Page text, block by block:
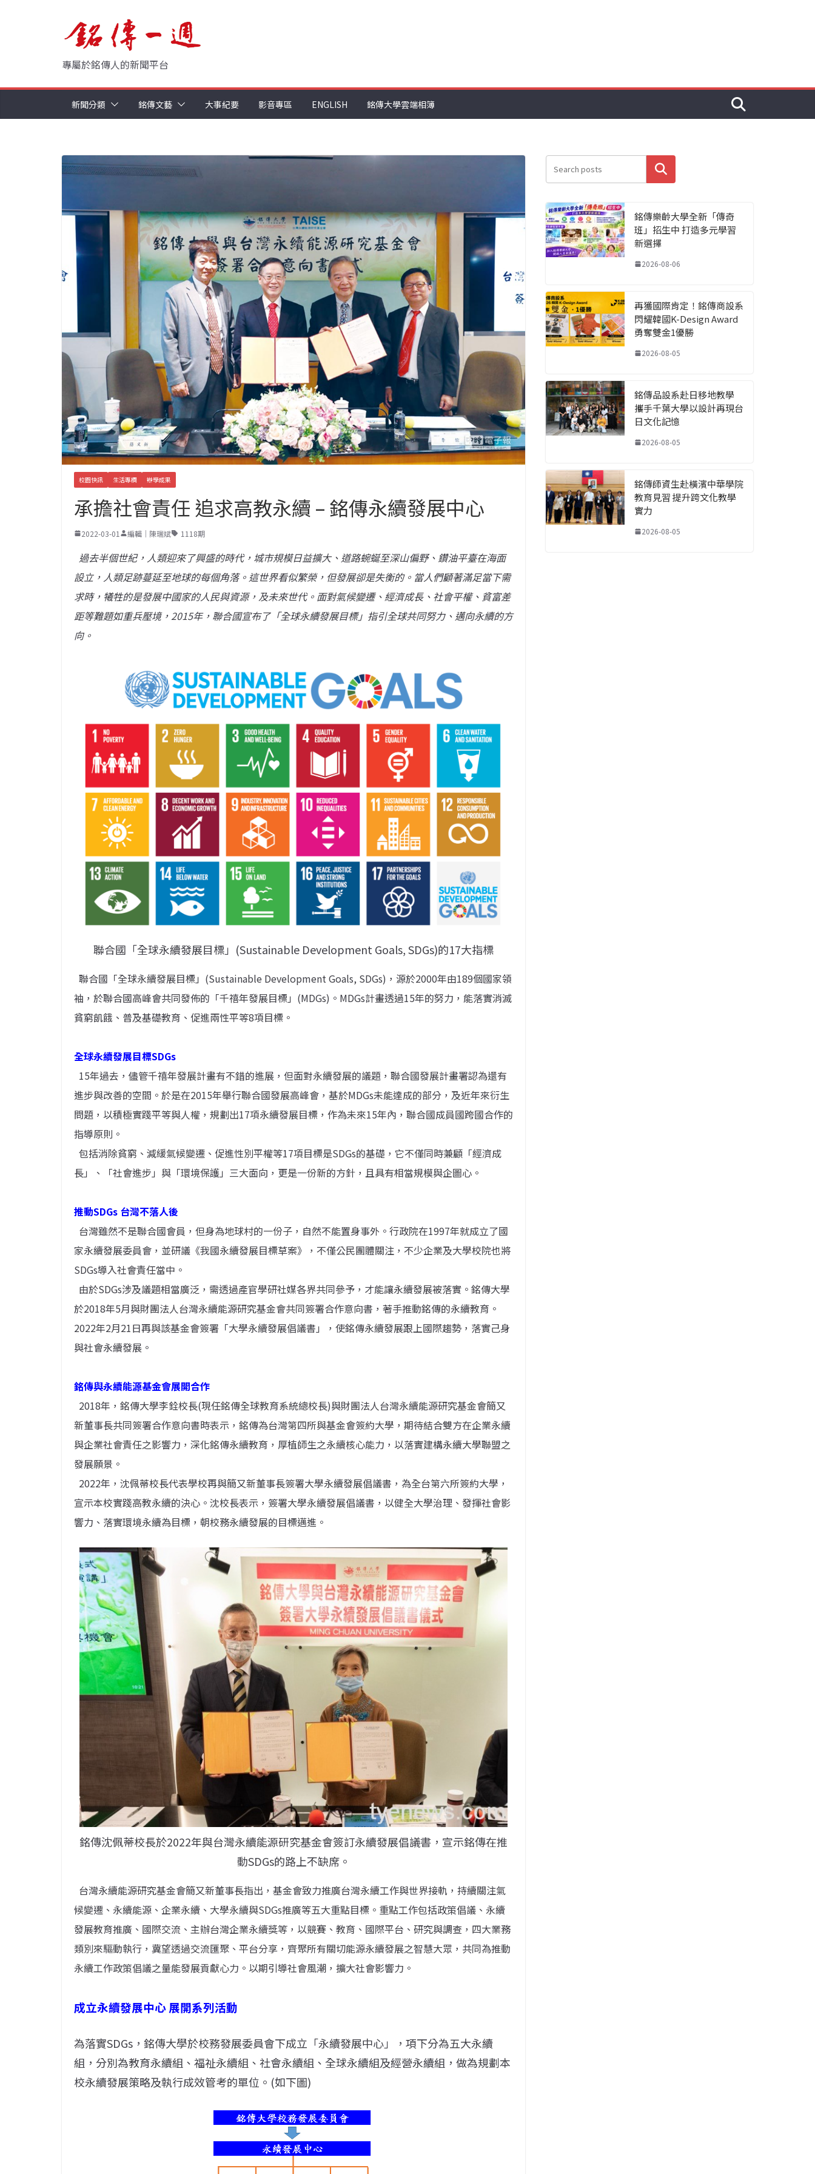
專屬於銘傳人的新聞平台
新聞分類 銘傳文藝 大事紀要 影音專區 ENGLISH 銘傳大學雲端相簿
校園快訊 生活專欄 辦學成果
承擔社會責任 追求高教永續 – 銘傳永續發展中心
2022-03-01 編輯｜陳瑞斌 1118期
過去半個世紀，人類迎來了興盛的時代，城市規模日益擴大、道路蜿蜒至深山偏野、鑽油平臺在海面
設立，人類足跡蔓延至地球的每個角落。這世界看似繁榮，但發展卻是失衡的。當人們顧著滿足當下需
求時，犧牲的是發展中國家的人民與資源，及未來世代。面對氣候變遷、經濟成長、社會平權、貧富差
距等難題如重兵壓境，2015年，聯合國宣布了「全球永續發展目標」指引全球共同努力、邁向永續的方
向。
聯合國「全球永續發展目標」(Sustainable Development Goals, SDGs)的17大指標
聯合國「全球永續發展目標」(Sustainable Development Goals, SDGs)，源於2000年由189個國家領
袖，於聯合國高峰會共同發佈的「千禧年發展目標」(MDGs)。MDGs計畫透過15年的努力，能落實消滅
貧窮飢餓、普及基礎教育、促進兩性平等8項目標。
全球永續發展目標SDGs
15年過去，儘管千禧年發展計畫有不錯的進展，但面對永續發展的議題，聯合國發展計畫署認為還有
進步與改善的空間。於是在2015年舉行聯合國發展高峰會，基於MDGs未能達成的部分，及近年來衍生
問題，以積極實踐平等與人權，規劃出17項永續發展目標，作為未來15年內，聯合國成員國跨國合作的
指導原則。
包括消除貧窮、減緩氣候變遷、促進性別平權等17項目標是SDGs的基礎，它不僅同時兼顧「經濟成
長」、「社會進步」與「環境保護」三大面向，更是一份新的方針，且具有相當規模與企圖心。
推動SDGs 台灣不落人後
台灣雖然不是聯合國會員，但身為地球村的一份子，自然不能置身事外。行政院在1997年就成立了國
家永續發展委員會，並研議《我國永續發展目標草案》，不僅公民團體關注，不少企業及大學校院也將
SDGs導入社會責任當中。
由於SDGs涉及議題相當廣泛，需透過產官學研社媒各界共同參予，才能讓永續發展被落實。銘傳大學
於2018年5月與財團法人台灣永續能源研究基金會共同簽署合作意向書，著手推動銘傳的永續教育。
2022年2月21日再與該基金會簽署「大學永續發展倡議書」，使銘傳永續發展跟上國際趨勢，落實己身
與社會永續發展。
銘傳與永續能源基金會展開合作
2018年，銘傳大學李銓校長(現任銘傳全球教育系統總校長)與財團法人台灣永續能源研究基金會簡又
新董事長共同簽署合作意向書時表示，銘傳為台灣第四所與基金會簽約大學，期待結合雙方在企業永續
與企業社會責任之影響力，深化銘傳永續教育，厚植師生之永續核心能力，以落實建構永續大學聯盟之
發展願景。
2022年，沈佩蒂校長代表學校再與簡又新董事長簽署大學永續發展倡議書，為全台第六所簽約大學，
宣示本校實踐高教永續的決心。沈校長表示，簽署大學永續發展倡議書，以健全大學治理、發揮社會影
響力、落實環境永續為目標，朝校務永續發展的目標邁進。
銘傳沈佩蒂校長於2022年與台灣永續能源研究基金會簽訂永續發展倡議書，宣示銘傳在推
動SDGs的路上不缺席。
台灣永續能源研究基金會簡又新董事長指出，基金會致力推廣台灣永續工作與世界接軌，持續關注氣
候變遷、永續能源、企業永續、大學永續與SDGs推廣等五大重點目標。重點工作包括政策倡議、永續
發展教育推廣、國際交流、主辦台灣企業永續獎等，以競賽、教育、國際平台、研究與調查，四大業務
類別來驅動執行，冀望透過交流匯聚、平台分享，齊聚所有關切能源永續發展之智慧大眾，共同為推動
永續工作政策倡議之量能發展貢獻心力。以期引導社會風潮，擴大社會影響力。
成立永續發展中心 展開系列活動
為落實SDGs，銘傳大學於校務發展委員會下成立「永續發展中心」，項下分為五大永續
組，分別為教育永續組、福祉永續組、社會永續組、全球永續組及經營永續組，做為規劃本
校永續發展策略及執行成效管考的單位。(如下圖)
搜尋
銘傳樂齡大學全新「傳奇
班」招生中 打造多元學習
新選擇
2026-08-06
再獲國際肯定！銘傳商設系
閃耀韓國K-Design Award
勇奪雙金1優勝
2026-08-05
銘傳品設系赴日移地教學
攜手千葉大學以設計再現台
日文化記憶
2026-08-05
銘傳師資生赴橫濱中華學院
教育見習 提升跨文化教學
實力
2026-08-05